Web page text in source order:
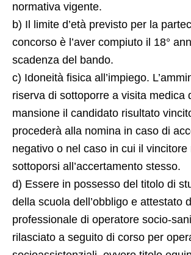
normativa vigente.
b) Il limite d’età previsto per la
concorso è l’aver compiuto il 18°
scadenza del bando.
c) Idoneità fisica all’impiego.
riserva di sottoporre a visita medica
mansione il candidato risultato
procederà alla nomina in caso di
negativo o nel caso in cui il vincitore
sottoporsi all’accertamento stesso.
d) Essere in possesso del titolo di
della scuola dell’obbligo e attestato
professionale di operatore socio-
rilasciato a seguito di corso per